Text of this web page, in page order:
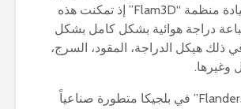
من الشركات بقيادة منظمة “Flam3D” إذ تمكنت هذه
دراجة هوائية بشكل كامل بشكل
في ذلك هيكل الدراجة، المقود، السرج،
وغيرها.
وتعتبر منطقة “Flanders” في بلجيكا متطورة صناعياً